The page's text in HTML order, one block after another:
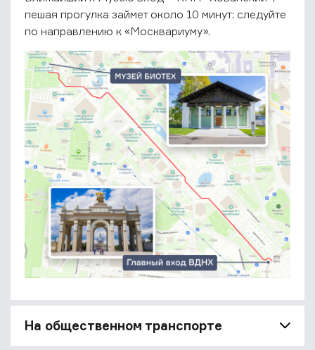
пешая прогулка займет около 10 минут: следуйте
по направлению к «Москвариуму».
На общественном транспорте